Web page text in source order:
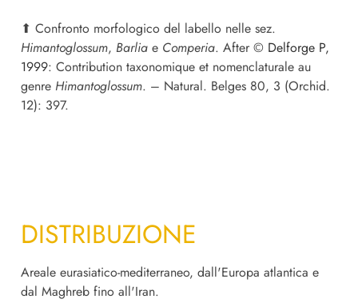
⬆︎ Confronto morfologico del labello nelle sez.
Himantoglossum, Barlia e Comperia. After © Delforge P,
1999: Contribution taxonomique et nomenclaturale au
genre Himantoglossum. – Natural. Belges 80, 3 (Orchid.
12): 397.
DISTRIBUZIONE
Areale eurasiatico-mediterraneo, dall'Europa atlantica e
dal Maghreb fino all'Iran.